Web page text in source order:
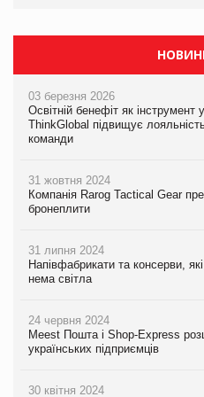
03 березня 2026
Освітній бенефіт як інструмент
ThinkGlobal підвищує
команди
31 жовтня 2024
Компанія Rarog Tactical Gear
бронеплити
31 липня 2024
Напівфабрикати та консерви,
нема світла
24 червня 2024
Meest Пошта і Shop-Express
українських підприємців
30 квітня 2024